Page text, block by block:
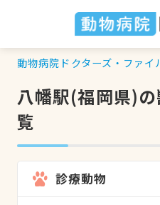
動物病院ドクターズ・ファイ
八幡駅(福岡県)
覧
診療動物